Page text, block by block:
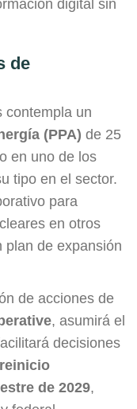
digital sin
de
contempla un
(PPA) de 25
en uno de los
tipo en el sector.
para
en otros
plan de expansión
de acciones de
, asumirá el
decisiones
reinicio
de 2029,